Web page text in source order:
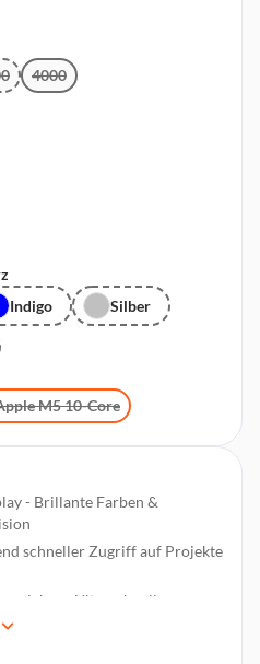
- Brillante Farben &
schneller Zugriff auf Projekte
- Ultraschnelles
4000
Indigo Silber
M5 10-Core